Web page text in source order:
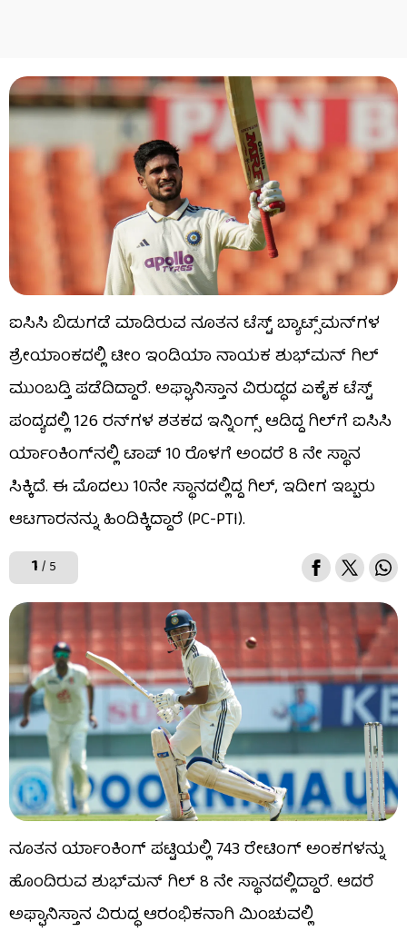
ಐಸಿಸಿ ಬಿಡುಗಡೆ ಮಾಡಿರುವ ನೂತನ ಟೆಸ್ಟ್ ಬ್ಯಾಟ್ಸ್‌ಮನ್‌ಗಳ
ಶ್ರೇಯಾಂಕದಲ್ಲಿ ಟೀಂ ಇಂಡಿಯಾ ನಾಯಕ ಶುಭ್​ಮನ್ ಗಿಲ್
ಮುಂಬಡ್ತಿ ಪಡೆದಿದ್ದಾರೆ. ಅಫ್ಘಾನಿಸ್ತಾನ ವಿರುದ್ಧದ ಏಕೈಕ ಟೆಸ್ಟ್
ಪಂದ್ಯದಲ್ಲಿ 126 ರನ್​ಗಳ ಶತಕದ ಇನ್ನಿಂಗ್ಸ್ ಆಡಿದ್ದ ಗಿಲ್​​ಗೆ ಐಸಿಸಿ
ರ್ಯಾಂಕಿಂಗ್​ನಲ್ಲಿ ಟಾಪ್ 10 ರೊಳಗೆ ಅಂದರೆ 8 ನೇ ಸ್ಥಾನ
ಸಿಕ್ಕಿದೆ. ಈ ಮೊದಲು 10ನೇ ಸ್ಥಾನದಲ್ಲಿದ್ದ ಗಿಲ್, ಇದೀಗ ಇಬ್ಬರು
ಆಟಗಾರನನ್ನು ಹಿಂದಿಕ್ಕಿದ್ದಾರೆ (PC-PTI).
1 / 5
ನೂತನ ರ್ಯಾಂಕಿಂಗ್ ಪಟ್ಟಿಯಲ್ಲಿ 743 ರೇಟಿಂಗ್ ಅಂಕಗಳನ್ನು
ಹೊಂದಿರುವ ಶುಭ್​ಮನ್ ಗಿಲ್ 8 ನೇ ಸ್ಥಾನದಲ್ಲಿದ್ದಾರೆ. ಆದರೆ
ಅಫ್ಘಾನಿಸ್ತಾನ ವಿರುದ್ಧ ಆರಂಭಿಕನಾಗಿ ಮಿಂಚುವಲ್ಲಿ